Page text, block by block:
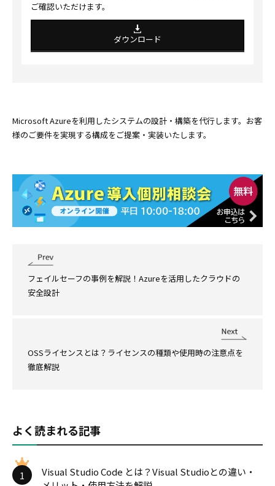
ご確認いただけます。
ダウンロード
Microsoft Azureを利用したシステムの設計・構築を代行します。お客
様のご要件を実現する構成をご提案・実装いたします。
フェイルセーフの事例を解説！Azureを活用したクラウドの
安全設計
OSSライセンスとは？ライセンスの種類や使用時の注意点を
徹底解説
よく読まれる記事
1
Visual Studio Code とは？Visual Studioとの違い・